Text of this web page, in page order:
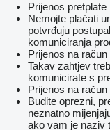
Prijenos
Nemojte plaćati
potvrđuju
komuniciranja
Prijenos na
Takav zahtjev
komunicirate s
Prijenos na
Budite oprezni,
neznatno
ako vam je naziv